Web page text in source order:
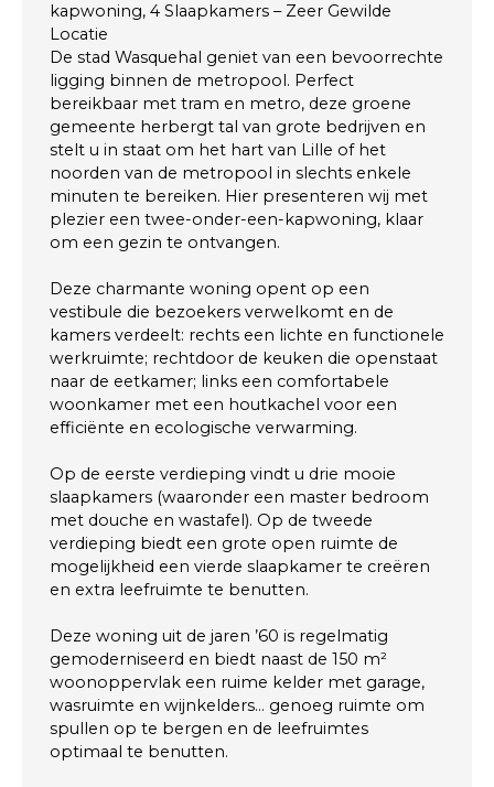
kapwoning, 4 Slaapkamers – Zeer Gewilde
Locatie
De stad Wasquehal geniet van een bevoorrechte
ligging binnen de metropool. Perfect
bereikbaar met tram en metro, deze groene
gemeente herbergt tal van grote bedrijven en
stelt u in staat om het hart van Lille of het
noorden van de metropool in slechts enkele
minuten te bereiken. Hier presenteren wij met
plezier een twee-onder-een-kapwoning, klaar
om een gezin te ontvangen.
Deze charmante woning opent op een
vestibule die bezoekers verwelkomt en de
kamers verdeelt: rechts een lichte en functionele
werkruimte; rechtdoor de keuken die openstaat
naar de eetkamer; links een comfortabele
woonkamer met een houtkachel voor een
efficiënte en ecologische verwarming.
Op de eerste verdieping vindt u drie mooie
slaapkamers (waaronder een master bedroom
met douche en wastafel). Op de tweede
verdieping biedt een grote open ruimte de
mogelijkheid een vierde slaapkamer te creëren
en extra leefruimte te benutten.
Deze woning uit de jaren ’60 is regelmatig
gemoderniseerd en biedt naast de 150 m²
woonoppervlak een ruime kelder met garage,
wasruimte en wijnkelders… genoeg ruimte om
spullen op te bergen en de leefruimtes
optimaal te benutten.